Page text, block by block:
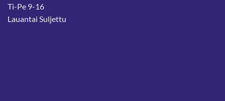
Ti-Pe 9-16
Lauantai Suljettu